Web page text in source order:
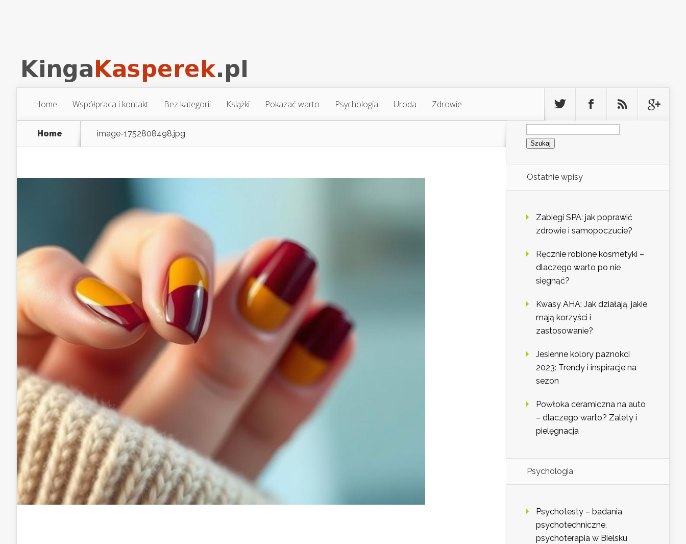
Home Współpraca i kontakt Bez kategorii Książki Pokazać warto Psychologia Uroda Zdrowie
Home image-1752808498.jpg
Szukaj:
Ostatnie wpisy
Zabiegi SPA: jak poprawić
zdrowie i samopoczucie?
Ręcznie robione kosmetyki –
dlaczego warto po nie
sięgnąć?
Kwasy AHA: Jak działają, jakie
mają korzyści i
zastosowanie?
Jesienne kolory paznokci
2023: Trendy i inspiracje na
sezon
Powłoka ceramiczna na auto
– dlaczego warto? Zalety i
pielęgnacja
Psychologia
Psychotesty – badania
psychotechniczne,
psychoterapia w Bielsku